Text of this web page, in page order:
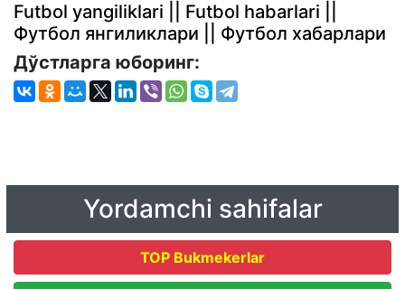
Futbol yangiliklari || Futbol habarlari ||
Футбол янгиликлари || Футбол хабарлари
Дўстларга юборинг:
Yordamchi sahifalar
TOP Bukmekerlar